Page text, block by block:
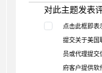
对此主题发表
点击此框即表
提交关于美国
员或代理提交
府客户提供软